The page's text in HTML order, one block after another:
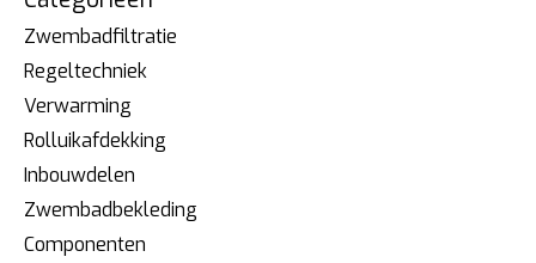
Zwembadfiltratie
Regeltechniek
Verwarming
Rolluikafdekking
Inbouwdelen
Zwembadbekleding
Componenten